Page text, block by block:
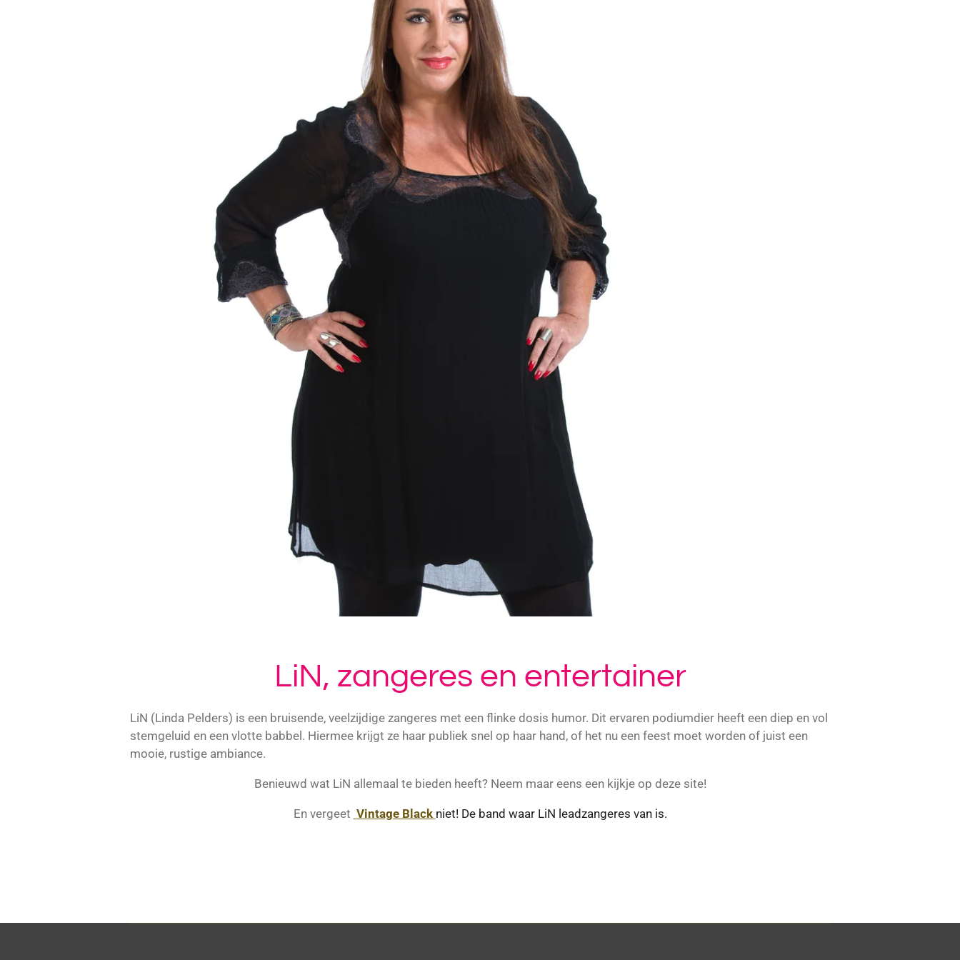
LiN, zangeres en entertainer
LiN (Linda Pelders) is een bruisende, veelzijdige zangeres met een flinke dosis humor. Dit ervaren podiumdier heeft een diep en vol
stemgeluid en een vlotte babbel. Hiermee krijgt ze haar publiek snel op haar hand, of het nu een feest moet worden of juist een
mooie, rustige ambiance.
Benieuwd wat LiN allemaal te bieden heeft? Neem maar eens een kijkje op deze site!
En vergeet Vintage Black niet! De band waar LiN leadzangeres van is.